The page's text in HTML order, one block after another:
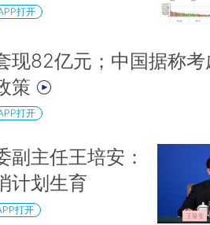
打开
现82亿元；中国据称
策
打开
副主任王培安：
计划生育
打开